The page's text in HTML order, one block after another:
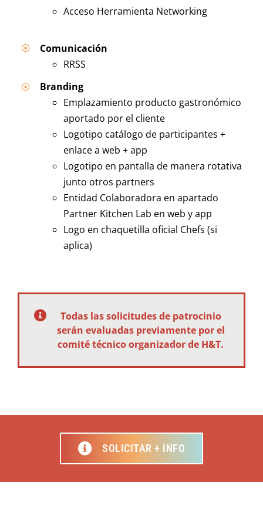
Acceso Herramienta Networking
Comunicación
RRSS
Branding
Emplazamiento producto gastronómico
aportado por el cliente
Logotipo catálogo de participantes +
enlace a web + app
Logotipo en pantalla de manera rotativa
junto otros partners
Entidad Colaboradora en apartado
Partner Kitchen Lab en web y app
Logo en chaquetilla oficial Chefs (si
aplica)
Todas las solicitudes de patrocinio
serán evaluadas previamente por el
comité técnico organizador de H&T.
SOLICITAR + INFO